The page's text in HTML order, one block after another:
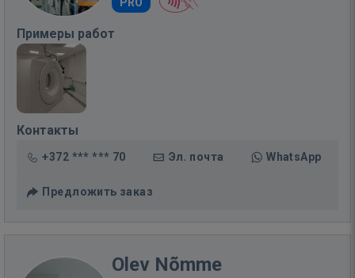
Примеры работ
Контакты
+372 *** *** 70 Эл. почта WhatsApp
Предложить заказ
Olev Nõmme